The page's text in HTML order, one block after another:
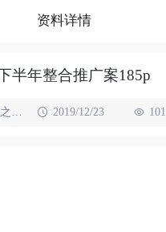
资料详情
半年整合推广案185p
作者：人生若之如初见 2019/12/23 101